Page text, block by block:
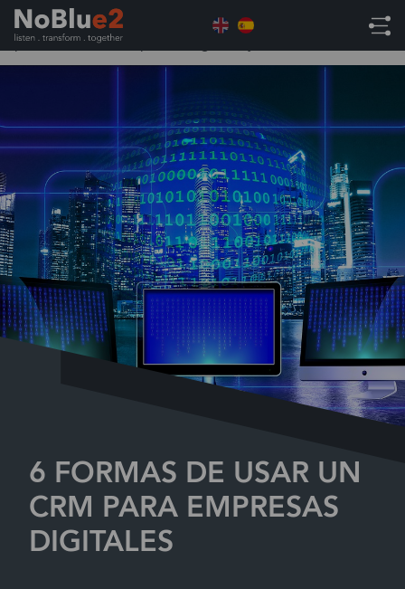
Home Uncategorised
6 Formas de Usar el CRM
para el Éxito en Empresas Digitales y de Software
6 FORMAS DE USAR UN
CRM PARA EMPRESAS
DIGITALES